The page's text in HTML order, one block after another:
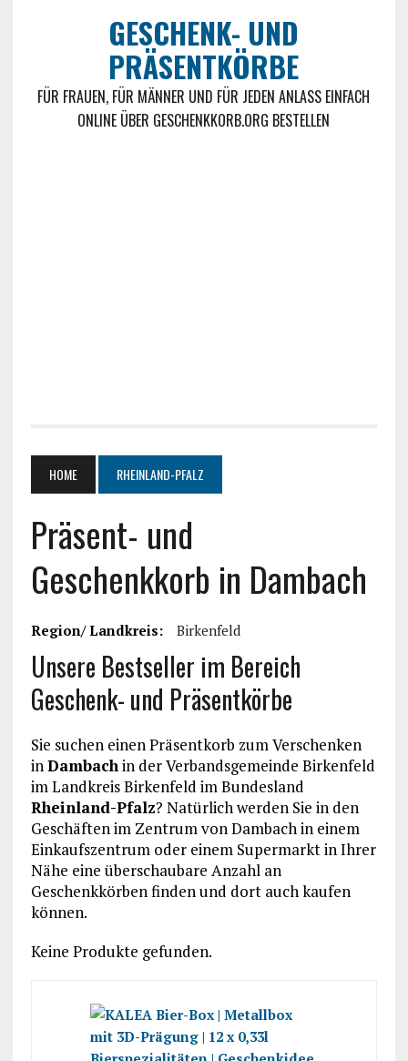
GESCHENK- UND
PRÄSENTKÖRBE
FÜR FRAUEN, FÜR MÄNNER UND FÜR JEDEN ANLASS EINFACH
ONLINE ÜBER GESCHENKKORB.ORG BESTELLEN
HOME RHEINLAND-PFALZ
Präsent- und
Geschenkkorb in Dambach
Region/ Landkreis: Birkenfeld
Unsere Bestseller im Bereich
Geschenk- und Präsentkörbe
Sie suchen einen Präsentkorb zum Verschenken
inDambachin der Verbandsgemeinde Birkenfeld
im Landkreis Birkenfeld im Bundesland
Rheinland-Pfalz? Natürlich werden Sie in den
Geschäften im Zentrum von Dambach in einem
Einkaufszentrum oder einem Supermarkt in Ihrer
Nähe eine überschaubare Anzahl an
Geschenkkörben finden und dort auch kaufen
können.
Keine Produkte gefunden.